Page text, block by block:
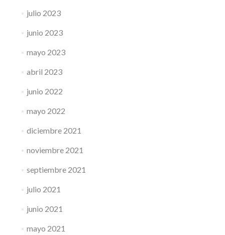
julio 2023
junio 2023
mayo 2023
abril 2023
junio 2022
mayo 2022
diciembre 2021
noviembre 2021
septiembre 2021
julio 2021
junio 2021
mayo 2021